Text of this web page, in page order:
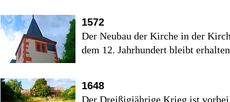
1572
Der Neubau der Kirche in der
dem 12. Jahrhundert bleibt
1648
Der Dreißigjährige Krieg ist